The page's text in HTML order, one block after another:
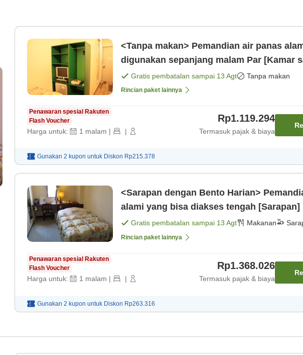
<Tanpa makan> Pemandian air panas
digunakan sepanjang malam Par [Kamar
Gratis pembatalan sampai 13 Agt Tanpa makan
Rincian paket lainnya
Penawaran spesial Rakuten
Flash Voucher
Harga untuk: 1 malam | |
Rp1.119.294
Termasuk pajak & biaya
Gunakan 2 kupon untuk Diskon Rp215.378
<Sarapan dengan Bento Harian>
alami yang bisa diakses tengah [Sarapan]
Gratis pembatalan sampai 13 Agt Makanan
Rincian paket lainnya
Penawaran spesial Rakuten
Flash Voucher
Harga untuk: 1 malam | |
Rp1.368.026
Termasuk pajak & biaya
Gunakan 2 kupon untuk Diskon Rp263.316